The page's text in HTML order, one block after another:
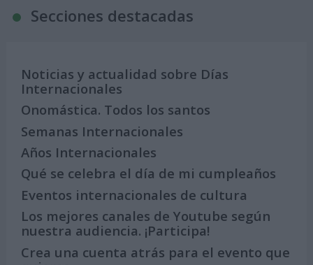
Secciones destacadas
Noticias y actualidad sobre Días
Internacionales
Onomástica. Todos los santos
Semanas Internacionales
Años Internacionales
Qué se celebra el día de mi cumpleaños
Eventos internacionales de cultura
Los mejores canales de Youtube según
nuestra audiencia. ¡Participa!
Crea una cuenta atrás para el evento que